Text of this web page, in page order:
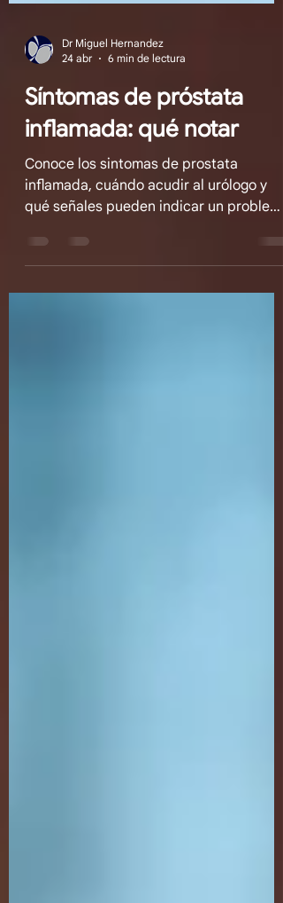
24 abr
6 min de lectura
Síntomas de próstata
inflamada: qué notar
Conoce los sintomas de prostata
inflamada, cuándo acudir al urólogo y
qué señales pueden indicar un problema